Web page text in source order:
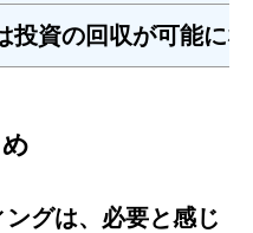
投資の回収が可能に
グは、必要と感じ